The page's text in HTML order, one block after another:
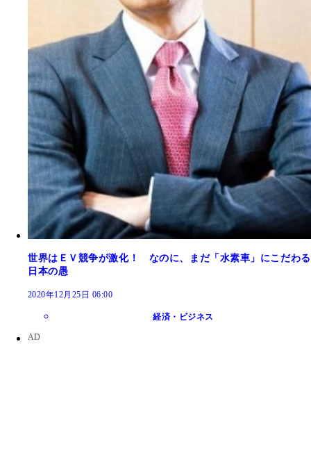
世界はＥＶ競争が激化！ なのに、まだ「水素車」にこだわる
日本の愚
2020年12月25日 06:00
経済・ビジネス